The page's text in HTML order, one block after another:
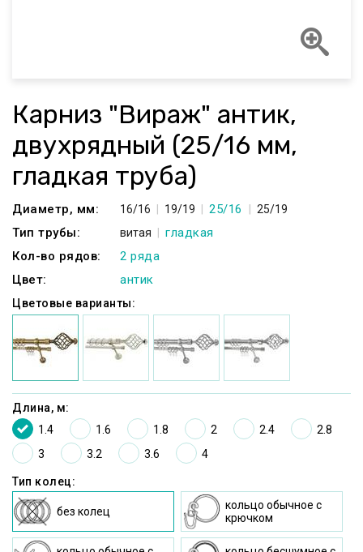
Карниз "Вираж" антик,
двухрядный (25/16 мм,
гладкая труба)
Диаметр, мм: 16/16 19/19 25/16 25/19
Тип трубы: витая
гладкая
Кол-во рядов:
2 ряда
Цвет:
антик
Цветовые варианты:
Длина, м:
1.4
1.6 1.8 2 2.4
2.8
3
3.2 3.6 4
Тип колец:
без колец
кольцо oбычное c
крючком